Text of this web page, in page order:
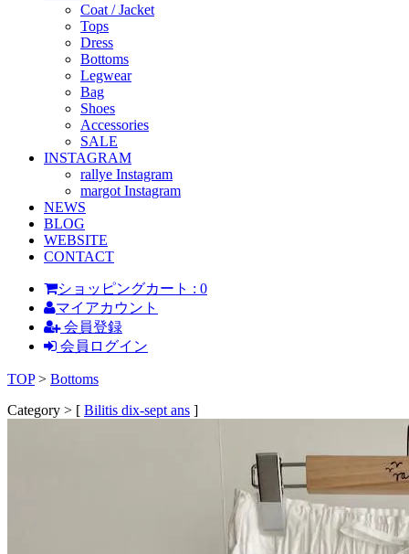
Coat / Jacket
Tops
Dress
Bottoms
Legwear
Bag
Shoes
Accessories
SALE
INSTAGRAM
rallye Instagram
margot Instagram
NEWS
BLOG
WEBSITE
CONTACT
ショッピングカート : 0
マイアカウント
会員登録
会員ログイン
TOP > Bottoms
Category > [ Bilitis dix-sept ans ]